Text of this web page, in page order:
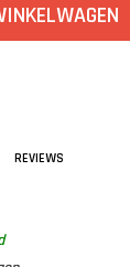
REVIEWS